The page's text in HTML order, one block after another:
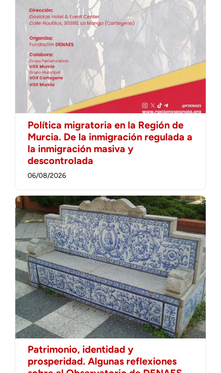
Política migratoria en la Región de
Murcia. De la inmigración regulada a
la inmigración masiva y
descontrolada
06/08/2026
Patrimonio, identidad y
prosperidad. Algunas reflexiones